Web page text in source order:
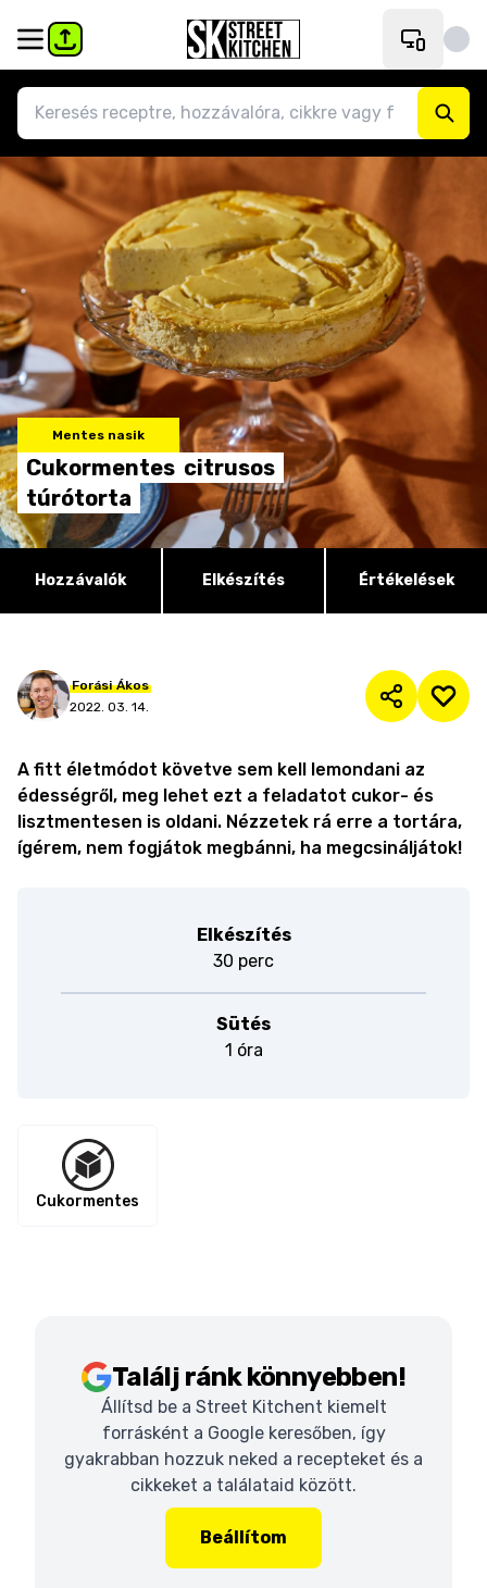
Mentes nasik
Cukormentes citrusos
túrótorta
Hozzávalók Elkészítés Értékelések
Forási Ákos
2022. 03. 14.
A fitt életmódot követve sem kell lemondani az
édességről, meg lehet ezt a feladatot cukor- és
lisztmentesen is oldani. Nézzetek rá erre a tortára,
ígérem, nem fogjátok megbánni, ha megcsináljátok!
Elkészítés
30 perc
Sütés
1 óra
Cukormentes
Találj ránk könnyebben!
Állítsd be a Street Kitchent kiemelt
forrásként a Google keresőben, így
gyakrabban hozzuk neked a recepteket és a
cikkeket a találataid között.
Beállítom